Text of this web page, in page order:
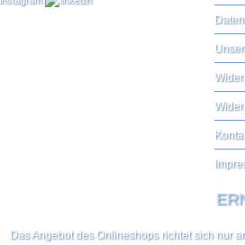
Das Angebot des Onlineshops richtet sich nur